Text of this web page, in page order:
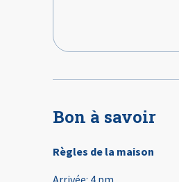
Bon à savoir
Règles de la maison